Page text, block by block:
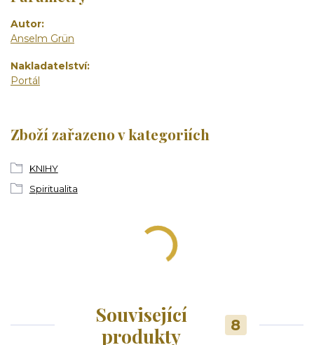
Autor
Anselm Grün
Nakladatelství
Portál
Zboží zařazeno v kategoriích
KNIHY
Spiritualita
Související
produkty
8